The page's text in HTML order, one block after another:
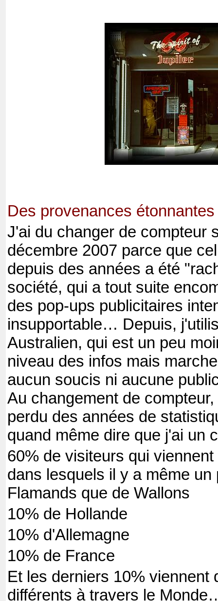
Des provenances étonnantes
J'ai du changer de compteur
décembre 2007 parce que
depuis des années a été
société, qui a tout suite
des pop-ups publicitaires
insupportable… Depuis,
Australien, qui est un peu
niveau des infos mais
aucun soucis ni aucune
Au changement de
perdu des années de
quand même dire que j'ai un
60% de visiteurs qui
dans lesquels il y a même un
Flamands que de Wallons
10% de Hollande
10% d'Allemagne
10% de France
Et les derniers 10% viennent
différents à travers le